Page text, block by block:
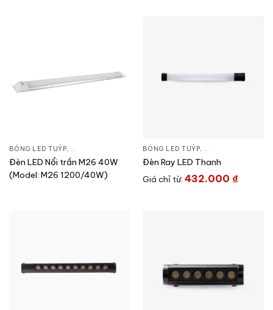
BÓNG LED TUÝP, ĐÈN CHIẾU SÁNG THIẾT BỊ CHIẾU SÁNG
Đèn LED Nổi trần M26 40W
(Model: M26 1200/40W)
BÓNG LED TUÝP, ĐÈN CHIẾU SÁNG
Đèn Ray LED Thanh
Giá chỉ từ: 432.000 ₫